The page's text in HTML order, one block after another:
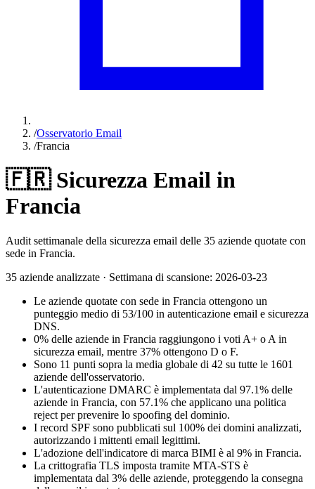
/Osservatorio Email
/Francia
🇫🇷 Sicurezza Email in
Francia
Audit settimanale della sicurezza email delle 35 aziende quotate con
sede in Francia.
35 aziende analizzate · Settimana di scansione: 2026-03-23
Le aziende quotate con sede in Francia ottengono un
punteggio medio di 53/100 in autenticazione email e sicurezza
DNS.
0% delle aziende in Francia raggiungono i voti A+ o A in
sicurezza email, mentre 37% ottengono D o F.
Sono 11 punti sopra la media globale di 42 su tutte le 1601
aziende dell'osservatorio.
L'autenticazione DMARC è implementata dal 97.1% delle
aziende in Francia, con 57.1% che applicano una politica
reject per prevenire lo spoofing del dominio.
I record SPF sono pubblicati sul 100% dei domini analizzati,
autorizzando i mittenti email legittimi.
L'adozione dell'indicatore di marca BIMI è al 9% in Francia.
La crittografia TLS imposta tramite MTA-STS è
implementata dal 3% delle aziende, proteggendo la consegna